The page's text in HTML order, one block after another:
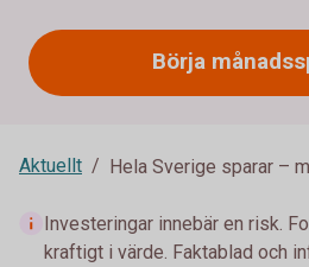
Börja
Aktuellt Hela Sverige sparar –
Investeringar innebär en risk.
kraftigt i värde. Faktablad och